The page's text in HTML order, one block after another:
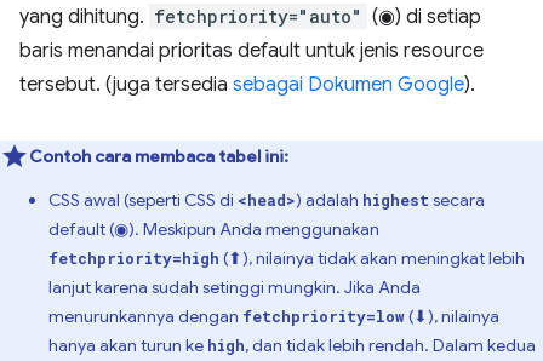
yang dihitung. fetchpriority="auto" (◉) di setiap
baris menandai prioritas default untuk jenis resource
tersebut. (juga tersedia sebagai Dokumen Google).
Contoh cara membaca tabel ini:
CSS awal (seperti CSS di <head>) adalah highest secara
default (◉). Meskipun Anda menggunakan
fetchpriority=high (⬆), nilainya tidak akan meningkat lebih
lanjut karena sudah setinggi mungkin. Jika Anda
menurunkannya dengan fetchpriority=low(⬇), nilainya
hanya akan turun ke high, dan tidak lebih rendah. Dalam kedua